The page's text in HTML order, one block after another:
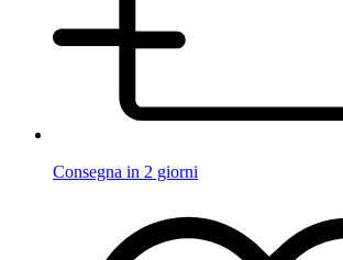
Consegna in 2 giorni